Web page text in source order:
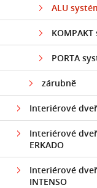
ALU
PORTA
zárubně
Interiérové
Interiérové
ERKADO
Interiérové
INTENSO